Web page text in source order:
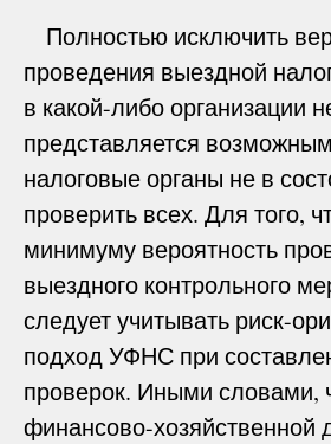
Полностью исключить
проведения выездной
в какой-либо организации
представляется
налоговые органы не в
проверить всех. Для того,
минимуму вероятность
выездного контрольного
следует учитывать риск-
подход УФНС при
проверок. Иными словами,
финансово-хозяйственной